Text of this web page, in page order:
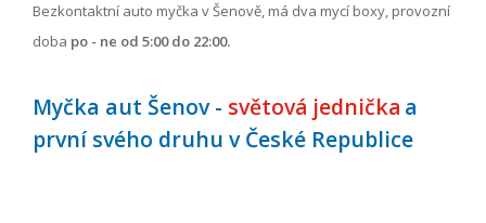
Bezkontaktní auto myčka v Šenově, má dva mycí boxy, provozní
doba po - ne od 5:00 do 22:00.
Myčka aut Šenov - světová jednička a
první svého druhu v České Republice